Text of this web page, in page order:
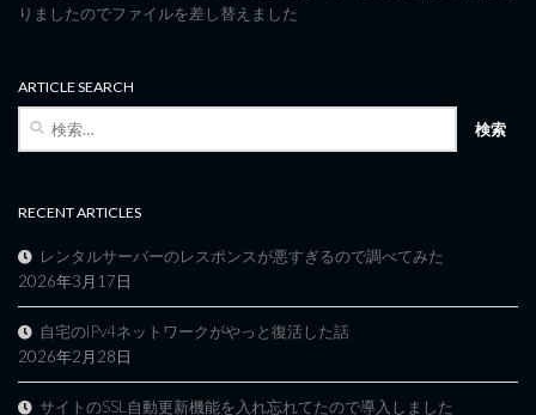
りましたのでファイルを差し替えました
ARTICLE SEARCH
検
RECENT ARTICLES
レンタルサーバーのレスポンスが悪すぎるので調べてみた
2026年3月17日
自宅のIPv4ネットワークがやっと復活した話
2026年2月28日
サイトのSSL自動更新機能を入れ忘れてたので導入しました